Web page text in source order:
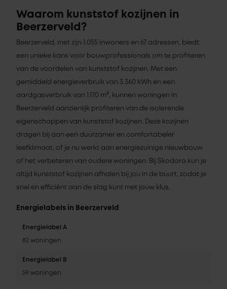
Waarom kunststof kozijnen in
Beerzerveld?
Beerzerveld, met zijn 1.055 inwoners en 67 adressen, biedt
een unieke kans voor bouwprofessionals om te profiteren
van de voordelen van kunststof kozijnen. Met een
gemiddeld energieverbruik van 3.360 kWh en een
aardgasverbruik van 1.170 m³, kunnen woningen in
Beerzerveld aanzienlijk profiteren van de isolerende
eigenschappen van kunststof kozijnen. Deze kozijnen
dragen bij aan een duurzamer en comfortabeler
leefklimaat, of je nu werkt aan energiezuinige nieuwbouw
of het verbeteren van oudere woningen. Bij Skodora kun je
altijd kunststof kozijnen afhalen bij jou in de buurt, zodat je
snel en efficiënt aan de slag kunt met jouw klus.
Energielabels in Beerzerveld
Energielabel A
82 woningen
Energielabel B
59 woningen